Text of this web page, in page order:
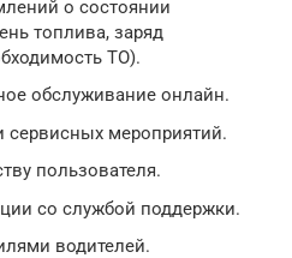
о состоянии
топлива, заряд
ТО).
обслуживание онлайн.
сервисных мероприятий.
пользователя.
со службой поддержки.
водителей.